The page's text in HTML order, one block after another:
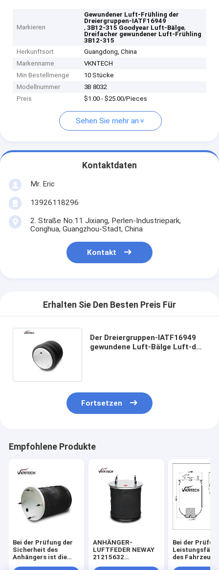
Markieren
Gewundener Luft-Frühling der
Dreiergruppen-IATF16949
,3B12-315 Goodyear Luft-Bälge,
Dreifacher gewundener Luft-Frühling
3B12-315
Herkunftsort
Guangdong, China
Markenname
VKNTECH
Min Bestellmenge
10 Stücke
Modellnummer
3B 8032
Preis
$1.00 - $25.00/Pieces
Sehen Sie mehr an
Kontaktdaten
Mr. Eric
13926118296
2. Straße No.11 Jixiang, Perlen-Industriepark,
Conghua, Guangzhou-Stadt, China
Kontakt
Erhalten Sie Den Besten Preis Für
Der Dreiergruppen-IATF16949
gewundene Luft-Bälge Luft-des
Fortsetzen
Empfohlene Produkte
Bei der Prüfung der
Sicherheit des
Anhängers ist die
ANHÄNGER-
LUFTFEDER NEWAY
21215632
Bei der
des